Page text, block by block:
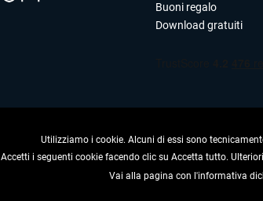
Buoni regalo
Download gratuiti
RECEDERE DAL
Utilizziamo i cookie. Alcuni di essi sono
Accetti i seguenti cookie facendo clic su Accetta tutto.
Vai alla pagina con l'informativa